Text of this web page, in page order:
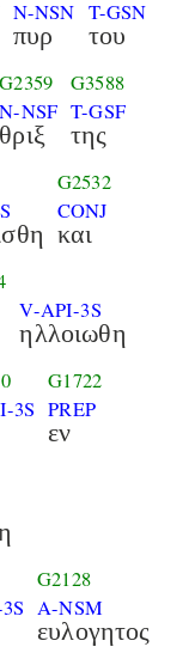
N-NSN
πυρ
T-GSN
του
G2359
N-NSF
θριξ
G3588
T-GSF
της
G2532
CONJ
και
V-API-3S
ηλλοιωθη
3S
G1722
PREP
εν
G2128
A-NSM
ευλογητος